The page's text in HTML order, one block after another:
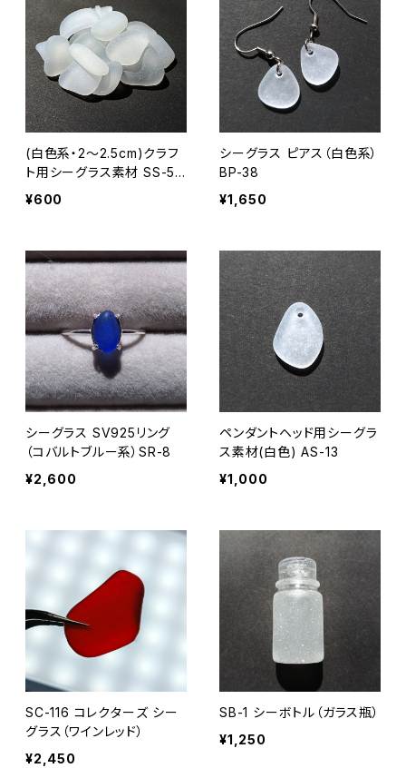
(白色系・2～2.5cm)クラフ
ト用シーグラス素材 SS-50
7
¥600
シーグラス ピアス（白色系）
BP-38
¥1,650
シーグラス SV925リング
（コバルトブルー系）SR-8
¥2,600
ペンダントヘッド用シーグラ
ス素材(白色) AS-13
¥1,000
SC-116 コレクターズ シー
グラス（ワインレッド）
¥2,450
SB-1 シーボトル（ガラス瓶）
¥1,250